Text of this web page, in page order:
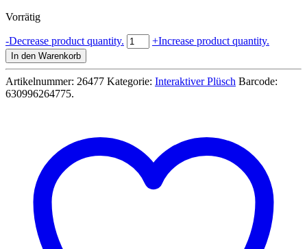
Vorrätig
-Decrease product quantity. Little
Live
My
Puppy's
Moose
Toys
Menge
+Increase product quantity.
In den Warenkorb
Artikelnummer: 26477 Kategorie: Interaktiver Plüsch Barcode:
630996264775.